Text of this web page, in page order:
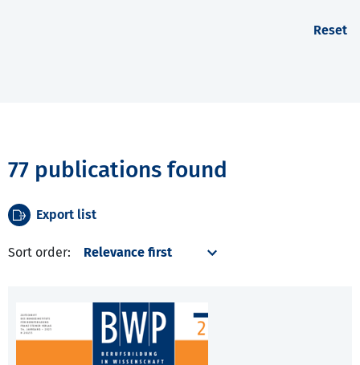
Reset
77 publications found
Export list
Sort order: